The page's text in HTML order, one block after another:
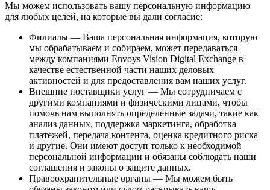
Мы можем использовать вашу персональную информацию
для любых целей, на которые вы дали согласие:
Филиалы — Ваша персональная информация, которую
мы обрабатываем и собираем, может передаваться
между компаниями Envoys Vision Digital Exchange в
качестве естественной части наших деловых
активностей и для предоставления вам наших услуг.
Внешние поставщики услуг — Мы сотрудничаем с
другими компаниями и физическими лицами, чтобы
помочь нам выполнять определенные задачи, такие как
анализ данных, поддержка маркетинга, обработка
платежей, передача контента, оценка кредитного риска
и другие. Они имеют доступ только к необходимой
персональной информации и обязаны соблюдать наши
соглашения и законы о защите данных.
Правоохранительные органы — Мы можем быть